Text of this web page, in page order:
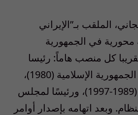
الملقب بـ”الإيراني
في الجمهورية
كل منصب هاماً: رئيسا
للبرلمان في بداية الجمهورية الإسلامية (1980)،
ورئيسًا للجمهورية (1989-1997)، ورئيسًا لمجلس
وبعد اتهامه بإصدار أوامر